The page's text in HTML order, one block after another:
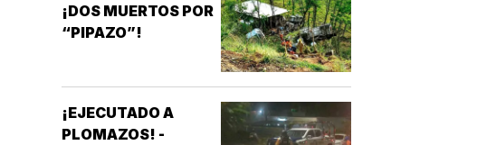
¡DOS MUERTOS POR
“PIPAZO”!
¡EJECUTADO A
PLOMAZOS! -